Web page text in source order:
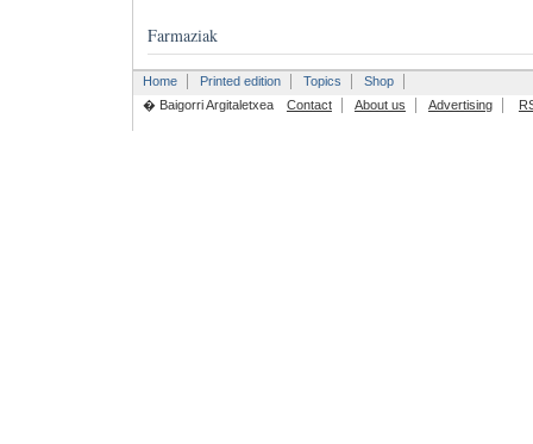
Farmaziak
Home Printed edition Topics
Shop
� Baigorri Argitaletxea
Contact About us Advertising